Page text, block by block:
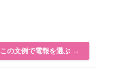
この文例で電報を選ぶ →